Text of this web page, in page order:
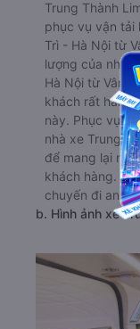
Trung Thành
phục vụ vận tải
Trì - Hà Nội từ
lượng của nhà
Hà Nội từ Vân
khách rất hài
này. Phục vụ
nhà xe Trung
để mang lại
khách hàng.
chuyến đi an
b. Hình ảnh xe